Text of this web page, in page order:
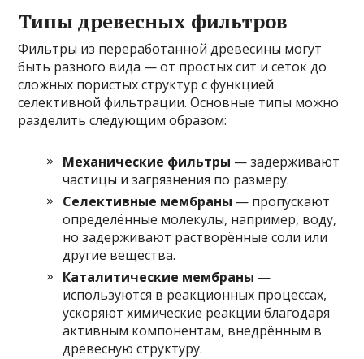
Типы древесных фильтров
Фильтры из переработанной древесины могут
быть разного вида — от простых сит и сеток до
сложных пористых структур с функцией
селективной фильтрации. Основные типы можно
разделить следующим образом:
Механические фильтры — задерживают
частицы и загрязнения по размеру.
Селективные мембраны — пропускают
определённые молекулы, например, воду,
но задерживают растворённые соли или
другие вещества.
Каталитические мембраны —
используются в реакционных процессах,
ускоряют химические реакции благодаря
активным компонентам, внедрённым в
древесную структуру.